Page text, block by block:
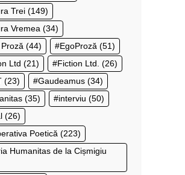
Trei (149)
Vremea (34)
(44) EgoProză (51)
Ltd (21) Fiction Ltd. (26)
(23) Gaudeamus (34)
(35) interviu (50)
(26)
Poetică (223)
Humanitas de la Cișmigiu